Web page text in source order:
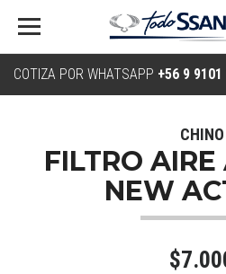
COTIZA POR WHATSAPP +56 9
CHINO
FILTRO
NEW